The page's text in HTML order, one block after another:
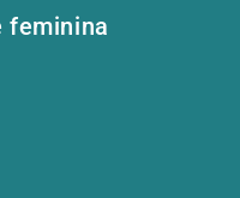
feminina